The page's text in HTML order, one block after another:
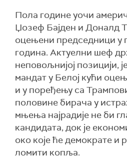
Пола године уочи
Џозеф Бајден и Доналд
оцењени председници у
година. Актуелни шеф
неповољнијој позицији,
мандат у Белој кући
и у поређењу са
половине бирача у
мњења најрадије не би
кандидата, док је
око које ће демократе и
ломити копља.